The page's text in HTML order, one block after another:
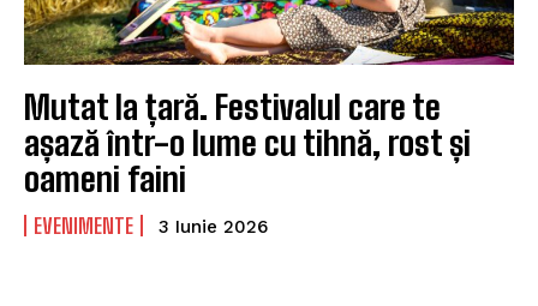
Mutat la țară. Festivalul care te
așază într-o lume cu tihnă, rost și
oameni faini
EVENIMENTE 3 Iunie 2026